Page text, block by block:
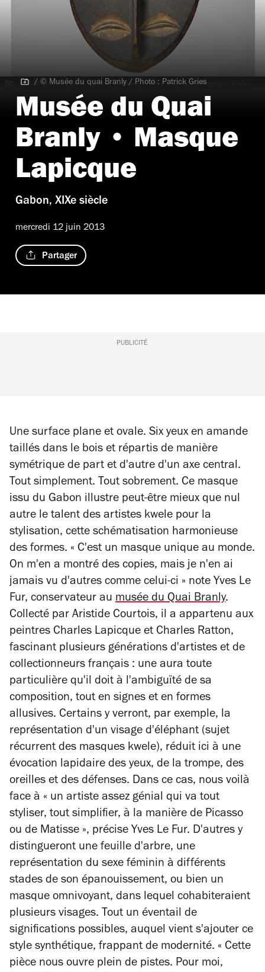
/ © Musée du quai Branly / Photo : Patrick Gries | Masque à six
yeux dit 'Masque Lapicque', Gabon, c. XIXe siècle
/ © Musée du quai Branly / Photo : Patrick Gries
Musée du Quai
Branly • Masque
Lapicque
Gabon, XIXe siècle
mercredi 12 juin 2013
Partager
PUBLICITÉ
Une surface plane et ovale. Six yeux en amande
taillés dans le bois et répartis de manière
symétrique de part et d'autre d'un axe central.
Tout simplement. Tout sobrement. Ce masque
issu du Gabon illustre peut-être mieux que nul
autre le talent des artistes kwele pour la
stylisation, cette schématisation harmonieuse
des formes. « C'est un masque unique au monde.
On m'en a montré des copies, mais je n'en ai
jamais vu d'autres comme celui-ci » note Yves Le
Fur, conservateur au musée du Quai Branly.
Collecté par Aristide Courtois, il a appartenu aux
peintres Charles Lapicque et Charles Ratton,
fascinant plusieurs générations d'artistes et de
collectionneurs français : une aura toute
particulière qu'il doit à l'ambiguïté de sa
composition, tout en signes et en formes
allusives. Certains y verront, par exemple, la
représentation d'un visage d'éléphant (sujet
récurrent des masques kwele), réduit ici à une
évocation lapidaire des yeux, de la trompe, des
oreilles et des défenses. Dans ce cas, nous voilà
face à « un artiste assez génial qui va tout
styliser, tout simplifier, à la manière de Picasso
ou de Matisse », précise Yves Le Fur. D'autres y
distingueront une feuille d'arbre, une
représentation du sexe féminin à différents
stades de son épanouissement, ou bien un
masque omnivoyant, dans lequel cohabiteraient
plusieurs visages. Tout un éventail de
significations possibles, auquel vient s'ajouter ce
style synthétique, frappant de modernité. « Cette
pièce nous ouvre plein de pistes. Pour moi,